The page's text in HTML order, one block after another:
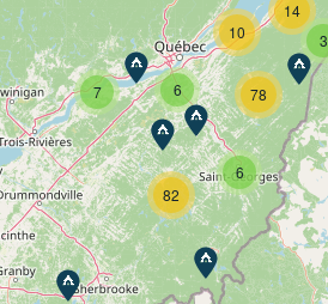
7
82
6 78
10
6
14
3